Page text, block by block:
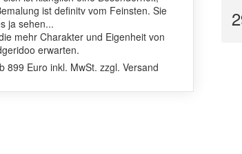
ist definitv vom Feinsten. Sie
ja sehen...
mehr Charakter und Eigenheit von
erwarten.
899 Euro inkl. MwSt. zzgl. Versand